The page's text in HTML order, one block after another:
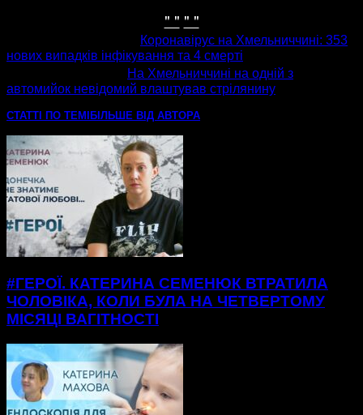
" " " "
Коронавірус на Хмельниччині: 353
нових випадків інфікування та 4 смерті
На Хмельниччині на одній з
автомийок невідомий влаштував стрілянину
СТАТТІ ПО ТЕМІ БІЛЬШЕ ВІД АВТОРА
#ГЕРОЇ. КАТЕРИНА СЕМЕНЮК ВТРАТИЛА
ЧОЛОВІКА, КОЛИ БУЛА НА ЧЕТВЕРТОМУ
МІСЯЦІ ВАГІТНОСТІ